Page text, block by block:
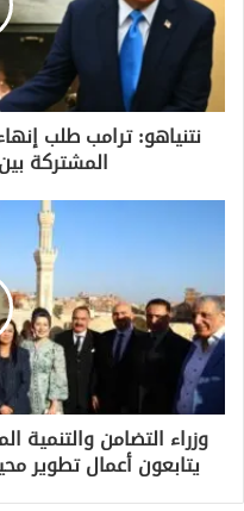
ر
نتنياهو: ترامب طلب
المشتركة
وزراء التضامن والتنمية
يتابعون أعمال تطوير